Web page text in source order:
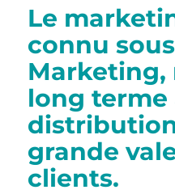
Le
connu
Marketing,
long terme
grande
clients.